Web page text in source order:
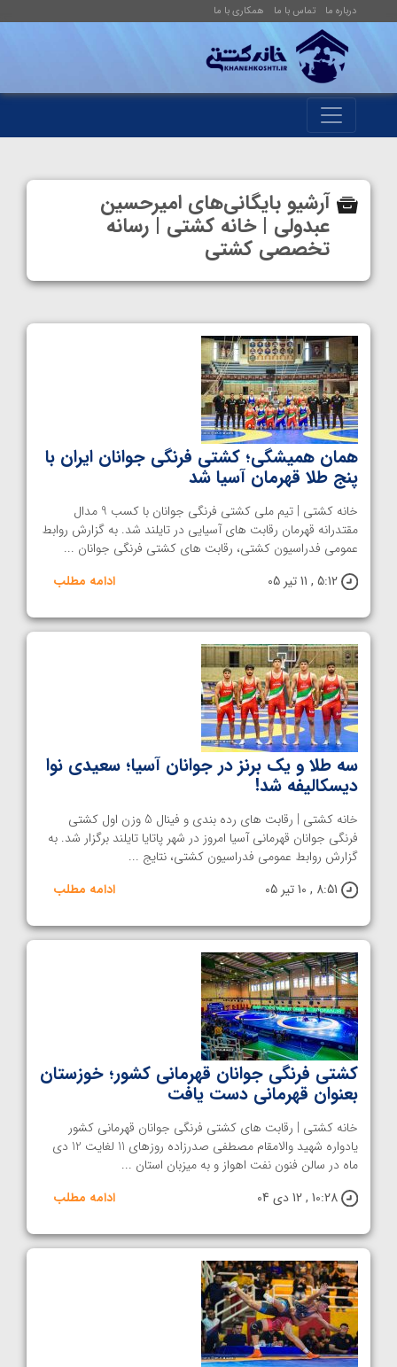
درباره ما تماس با ما همکاری با ما
آرشیو بایگانی‌های امیرحسین
عبدولی | خانه کشتی | رسانه
تخصصی کشتی
همان همیشگی؛ کشتی فرنگی جوانان ایران با
پنج طلا قهرمان آسیا شد
خانه کشتی | تیم ملی کشتی فرنگی جوانان با کسب 9 مدال
مقتدرانه قهرمان رقابت های آسیایی در تایلند شد. به گزارش روابط
عمومی فدراسیون کشتی، رقابت های کشتی فرنگی جوانان ...
5:12 , 11 تیر 05
ادامه مطلب
سه طلا و یک برنز در جوانان آسیا؛ سعیدی نوا
دیسکالیفه شد!
خانه کشتی | رقابت های رده بندی و فینال 5 وزن اول کشتی
فرنگی جوانان قهرمانی آسیا امروز در شهر پاتایا تایلند برگزار شد. به
گزارش روابط عمومی فدراسیون کشتی، نتایج ...
8:51 , 10 تیر 05
ادامه مطلب
کشتی فرنگی جوانان قهرمانی کشور؛ خوزستان
بعنوان قهرمانی دست یافت
خانه کشتی | رقابت های کشتی فرنگی جوانان قهرمانی کشور
یادواره شهید والامقام مصطفی صدرزاده روزهای 11 لغایت 12 دی
ماه در سالن فنون نفت اهواز و به میزبان استان ...
10:28 , 12 دی 04
ادامه مطلب